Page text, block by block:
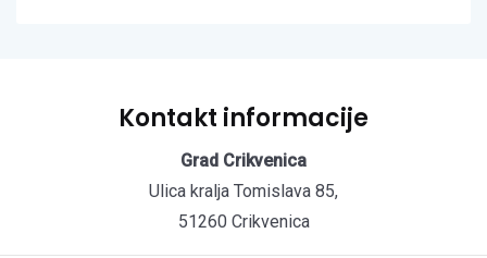
Kontakt informacije
Grad Crikvenica
Ulica kralja Tomislava 85,
51260 Crikvenica